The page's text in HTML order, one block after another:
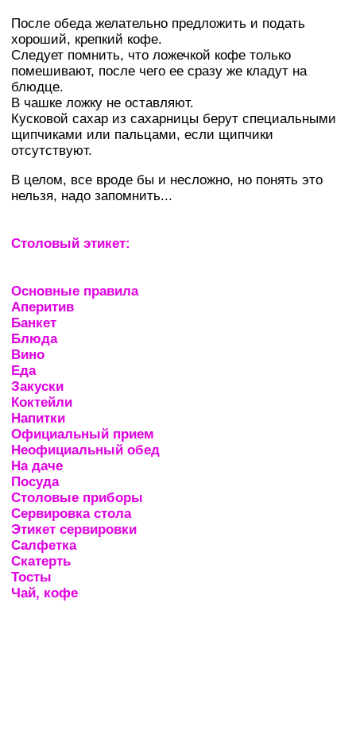
После обеда желательно предложить и подать
хороший, крепкий кофе.
Следует помнить, что ложечкой кофе только
помешивают, после чего ее сразу же кладут на
блюдце.
В чашке ложку не оставляют.
Кусковой сахар из сахарницы берут специальными
щипчиками или пальцами, если щипчики
отсутствуют.
В целом, все вроде бы и несложно, но понять это
нельзя, надо запомнить...
Столовый этикет:
Основные правила
Аперитив
Банкет
Блюда
Вино
Еда
Закуски
Коктейли
Напитки
Официальный прием
Неофициальный обед
На даче
Посуда
Столовые приборы
Сервировка стола
Этикет сервировки
Салфетка
Скатерть
Тосты
Чай, кофе